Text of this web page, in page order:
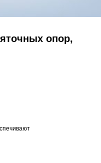
опор,